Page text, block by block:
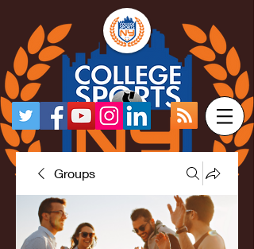
Groups